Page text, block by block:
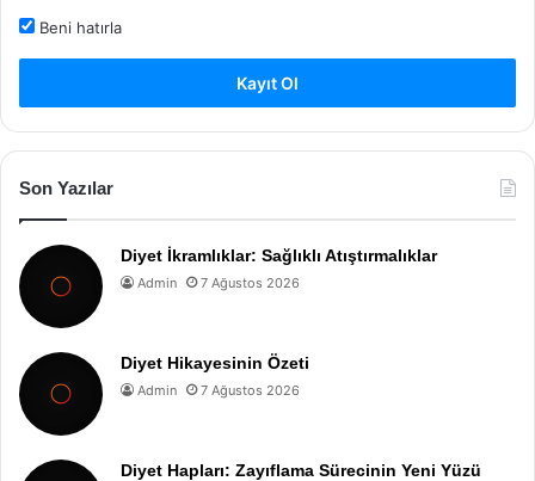
Beni hatırla
Kayıt Ol
Son Yazılar
Diyet İkramlıklar: Sağlıklı Atıştırmalıklar
Admin 7 Ağustos 2026
Diyet Hikayesinin Özeti
Admin 7 Ağustos 2026
Diyet Hapları: Zayıflama Sürecinin Yeni Yüzü